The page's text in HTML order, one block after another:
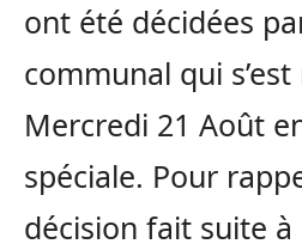
ont été décidées
communal qui
Mercredi 21 Août
spéciale. Pour
décision fait suite à